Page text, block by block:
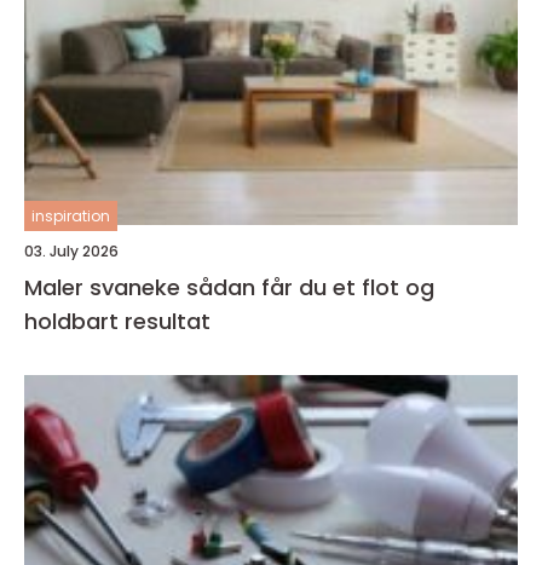
inspiration
03. July 2026
Maler svaneke sådan får du et flot og
holdbart resultat